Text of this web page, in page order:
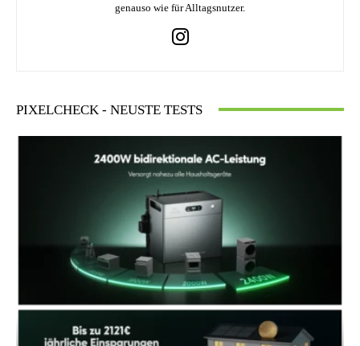
genauso wie für Alltagsnutzer.
PIXELCHECK - NEUSTE TESTS